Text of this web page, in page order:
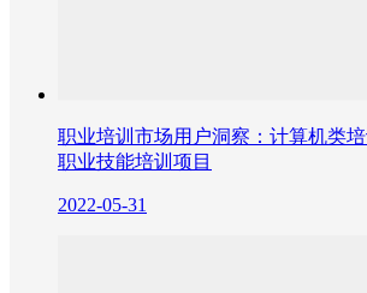
职业培训市场用户洞察：计算机类
职业技能培训项目
2022-05-31